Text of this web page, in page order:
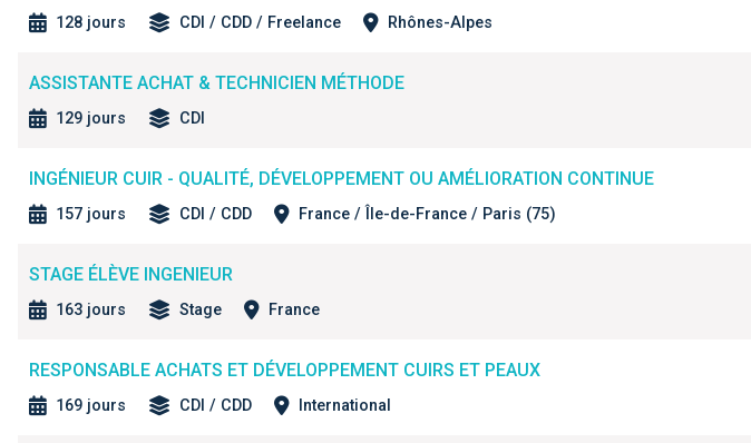
128 jours CDI / CDD / Freelance Rhônes-Alpes
ASSISTANTE ACHAT & TECHNICIEN MÉTHODE
129 jours CDI
INGÉNIEUR CUIR - QUALITÉ, DÉVELOPPEMENT OU AMÉLIORATION CONTINUE
157 jours CDI / CDD France / Île-de-France / Paris (75)
STAGE ÉLÈVE INGENIEUR
163 jours Stage France
RESPONSABLE ACHATS ET DÉVELOPPEMENT CUIRS ET PEAUX
169 jours CDI / CDD International